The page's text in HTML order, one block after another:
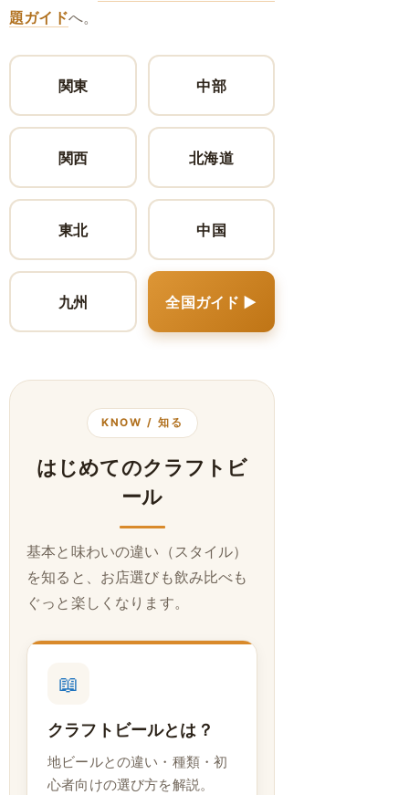
題ガイドへ。
関東 中部
関西 北海道
東北 中国
九州 全国ガイド ▶
KNOW / 知る
はじめてのクラフトビ
ール
基本と味わいの違い（スタイル）
を知ると、お店選びも飲み比べも
ぐっと楽しくなります。
📖
クラフトビールとは？
地ビールとの違い・種類・初
心者向けの選び方を解説。